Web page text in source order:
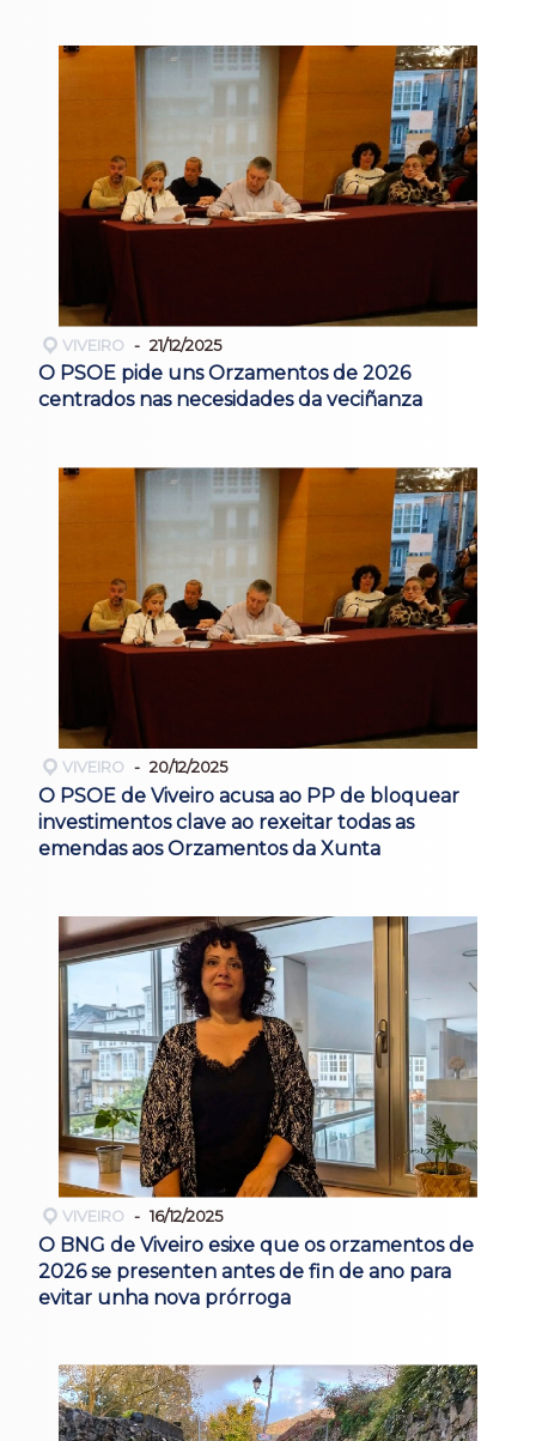
VIVEIRO 21/12/2025
O PSOE pide uns Orzamentos de 2026
centrados nas necesidades da veciñanza
VIVEIRO 20/12/2025
O PSOE de Viveiro acusa ao PP de bloquear
investimentos clave ao rexeitar todas as
emendas aos Orzamentos da Xunta
VIVEIRO 16/12/2025
O BNG de Viveiro esixe que os orzamentos de
2026 se presenten antes de fin de ano para
evitar unha nova prórroga